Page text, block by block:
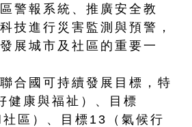
警報系統、推廣安全教
技進行災害監測與預警，
展城市及社區的重要一
合國可持續發展目標，特
健康與福祉）、目標
區）、目標13（氣候行